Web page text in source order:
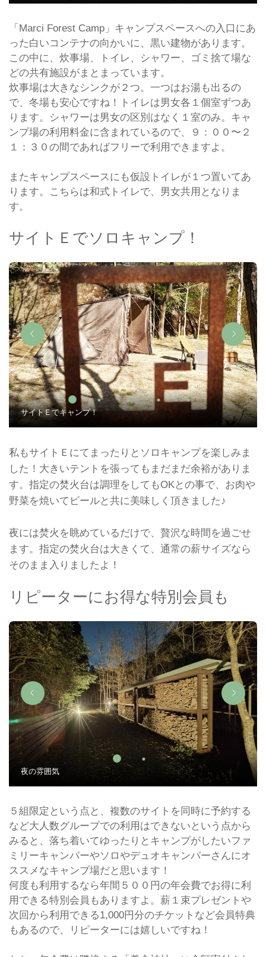
「Marci Forest Camp」キャンプスペースへの入口にあ
った白いコンテナの向かいに、黒い建物があります。
この中に、炊事場、トイレ、シャワー、ゴミ捨て場な
どの共有施設がまとまっています。
炊事場は大きなシンクが２つ。一つはお湯も出るの
で、冬場も安心ですね！トイレは男女各１個室ずつあ
ります。シャワーは男女の区別はなく１室のみ。キャ
ンプ場の利用料金に含まれているので、９：００〜２
１：３０の間であればフリーで利用できますよ。
またキャンプスペースにも仮設トイレが１つ置いてあ
ります。こちらは和式トイレで、男女共用となりま
す。
サイトＥでソロキャンプ！
サイトＥでキャンプ！
私もサイトＥにてまったりとソロキャンプを楽しみま
した！大きいテントを張ってもまだまだ余裕がありま
す。指定の焚火台は調理をしてもOKとの事で、お肉や
野菜を焼いてビールと共に美味しく頂きました♪
夜には焚火を眺めているだけで、贅沢な時間を過ごせ
ます。指定の焚火台は大きくて、通常の薪サイズなら
そのまま入りましたよ！
リピーターにお得な特別会員も
夜の雰囲気
５組限定という点と、複数のサイトを同時に予約する
など大人数グループでの利用はできないという点から
みると、落ち着いてゆったりとキャンプがしたいファ
ミリーキャンパーやソロやデュオキャンパーさんにオ
ススメなキャンプ場だと思います！
何度も利用するなら年間５００円の年会費でお得に利
用できる特別会員もありますよ。薪１束プレゼントや
次回から利用できる1,000円分のチケットなど会員特典
もあるので、リピーターには嬉しいですね！